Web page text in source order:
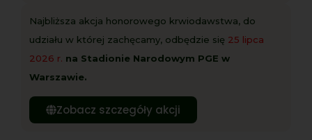
Najbliższa akcja honorowego krwiodawstwa, do
udziału w której zachęcamy, odbędzie się 25 lipca
2026 r. na Stadionie Narodowym PGE w
Warszawie.
Zobacz szczegóły akcji